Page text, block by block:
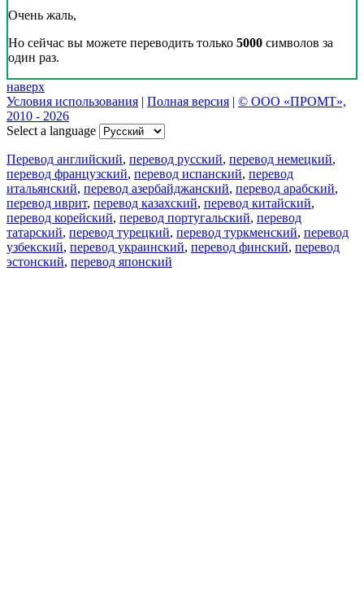
Очень жаль,
Но сейчас вы можете переводить только 5000 символов за
один раз.
наверх
Условия использования | Полная версия | © ООО «ПРОМТ»,
2010 - 2026
Select a language
Перевод английский, перевод русский, перевод немецкий,
перевод французский, перевод испанский, перевод
итальянский, перевод азербайджанский, перевод арабский,
перевод иврит, перевод казахский, перевод китайский,
перевод корейский, перевод португальский, перевод
татарский, перевод турецкий, перевод туркменский, перевод
узбекский, перевод украинский, перевод финский, перевод
эстонский, перевод японский